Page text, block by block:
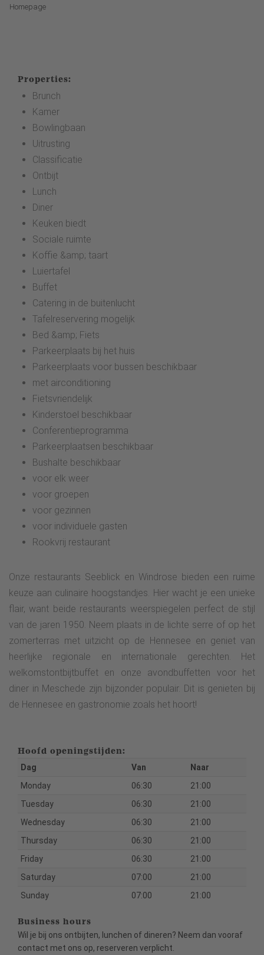
Homepage
Properties:
Brunch
Kamer
Bowlingbaan
Uitrusting
Classificatie
Ontbijt
Lunch
Diner
Keuken biedt
Sociale ruimte
Koffie &amp; taart
Luiertafel
Buffet
Catering in de buitenlucht
Tafelreservering mogelijk
Bed &amp; Fiets
Parkeerplaats bij het huis
Parkeerplaats voor bussen beschikbaar
met airconditioning
Fietsvriendelijk
Kinderstoel beschikbaar
Conferentieprogramma
Parkeerplaatsen beschikbaar
Bushalte beschikbaar
voor elk weer
voor groepen
voor gezinnen
voor individuele gasten
Rookvrij restaurant
Onze restaurants Seeblick en Windrose bieden een ruime
keuze aan culinaire hoogstandjes. Hier wacht je een unieke
flair, want beide restaurants weerspiegelen perfect de stijl
van de jaren 1950. Neem plaats in de lichte serre of op het
zomerterras met uitzicht op de Hennesee en geniet van
heerlijke regionale en internationale gerechten. Het
welkomstontbijtbuffet en onze avondbuffetten voor het
diner in Meschede zijn bijzonder populair. Dit is genieten bij
de Hennesee en gastronomie zoals het hoort!
Hoofd openingstijden:
Dag Van
Naar
Monday
06:30
21:00
Tuesday
06:30
21:00
Wednesday
06:30
21:00
Thursday
06:30
21:00
Friday
06:30
21:00
Saturday
07:00
21:00
Sunday
07:00 21:00
Business hours
Wil je bij ons ontbijten, lunchen of dineren? Neem dan vooraf
contact met ons op, reserveren verplicht.